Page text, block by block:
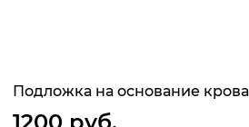
Подложка на основание